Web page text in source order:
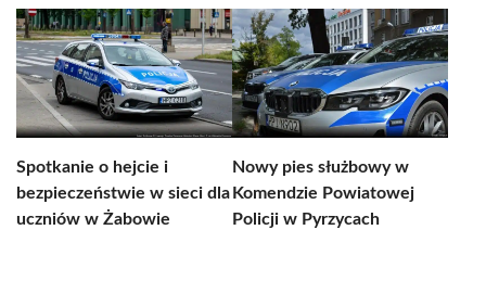
Spotkanie o hejcie i
bezpieczeństwie w sieci dla
uczniów w Żabowie
Nowy pies służbowy w
Komendzie Powiatowej
Policji w Pyrzycach